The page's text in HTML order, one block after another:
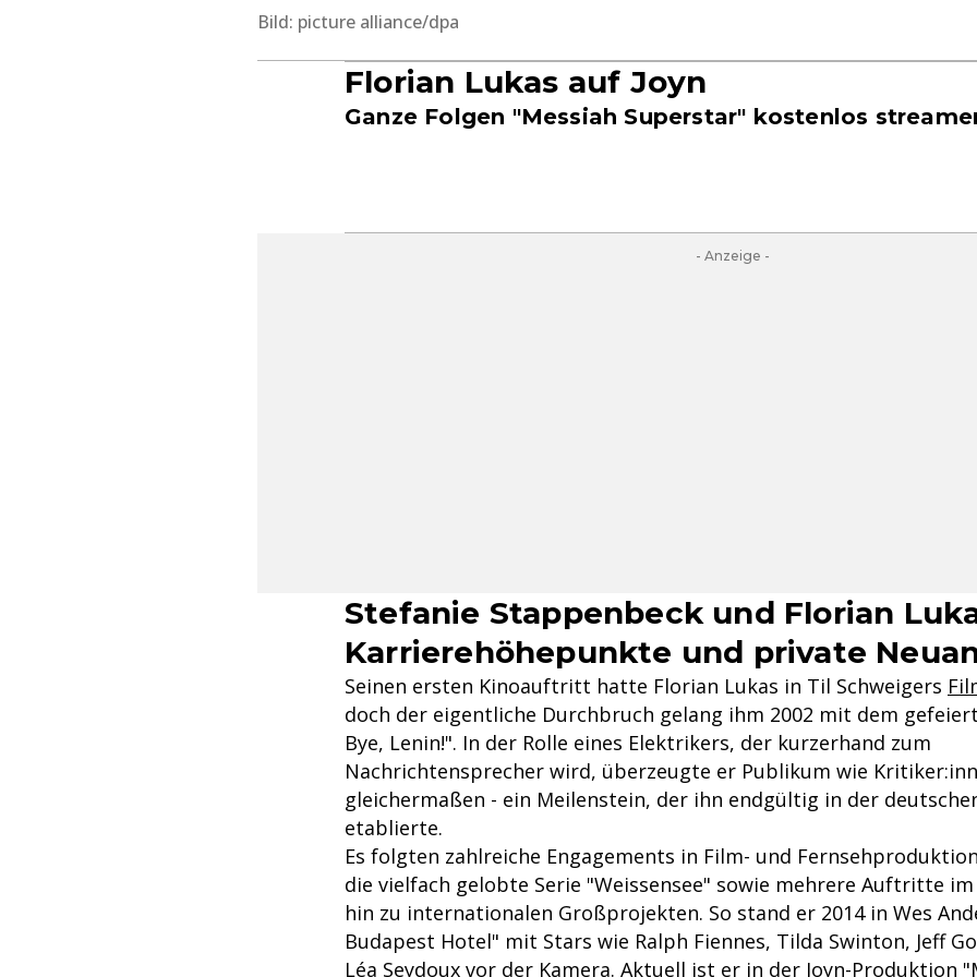
Bild: picture alliance/dpa
Florian Lukas auf Joyn
Ganze Folgen "Messiah Superstar" kostenlos
- Anzeige -
Stefanie Stappenbeck und Florian
Karrierehöhepunkte und private
Seinen ersten Kinoauftritt hatte Florian Lukas in Til Schweigers
doch der eigentliche Durchbruch gelang ihm 2002 mit dem
Bye, Lenin!". In der Rolle eines Elektrikers, der kurzerhand zum
Nachrichtensprecher wird, überzeugte er Publikum wie
gleichermaßen - ein Meilenstein, der ihn endgültig in der
etablierte.
Es folgten zahlreiche Engagements in Film- und
die vielfach gelobte Serie "Weissensee" sowie mehrere Auftritte
hin zu internationalen Großprojekten. So stand er 2014 in Wes
Budapest Hotel" mit Stars wie Ralph Fiennes, Tilda Swinton, Jeff
Léa Seydoux vor der Kamera. Aktuell ist er in der Joyn-Produktion